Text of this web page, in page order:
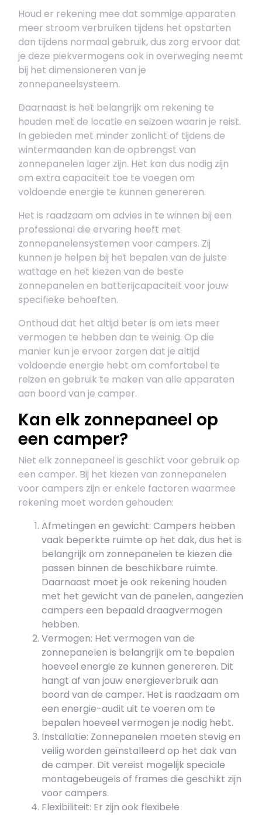
Houd er rekening mee dat sommige apparaten
meer stroom verbruiken tijdens het opstarten
dan tijdens normaal gebruik, dus zorg ervoor dat
je deze piekvermogens ook in overweging neemt
bij het dimensioneren van je
zonnepaneelsysteem.
Daarnaast is het belangrijk om rekening te
houden met de locatie en seizoen waarin je reist.
In gebieden met minder zonlicht of tijdens de
wintermaanden kan de opbrengst van
zonnepanelen lager zijn. Het kan dus nodig zijn
om extra capaciteit toe te voegen om
voldoende energie te kunnen genereren.
Het is raadzaam om advies in te winnen bij een
professional die ervaring heeft met
zonnepanelensystemen voor campers. Zij
kunnen je helpen bij het bepalen van de juiste
wattage en het kiezen van de beste
zonnepanelen en batterijcapaciteit voor jouw
specifieke behoeften.
Onthoud dat het altijd beter is om iets meer
vermogen te hebben dan te weinig. Op die
manier kun je ervoor zorgen dat je altijd
voldoende energie hebt om comfortabel te
reizen en gebruik te maken van alle apparaten
aan boord van je camper.
Kan elk zonnepaneel op
een camper?
Niet elk zonnepaneel is geschikt voor gebruik op
een camper. Bij het kiezen van zonnepanelen
voor campers zijn er enkele factoren waarmee
rekening moet worden gehouden:
Afmetingen en gewicht: Campers hebben
vaak beperkte ruimte op het dak, dus het is
belangrijk om zonnepanelen te kiezen die
passen binnen de beschikbare ruimte.
Daarnaast moet je ook rekening houden
met het gewicht van de panelen, aangezien
campers een bepaald draagvermogen
hebben.
Vermogen: Het vermogen van de
zonnepanelen is belangrijk om te bepalen
hoeveel energie ze kunnen genereren. Dit
hangt af van jouw energieverbruik aan
boord van de camper. Het is raadzaam om
een ​​energie-audit uit te voeren om te
bepalen hoeveel vermogen je nodig hebt.
Installatie: Zonnepanelen moeten stevig en
veilig worden geïnstalleerd op het dak van
de camper. Dit vereist mogelijk speciale
montagebeugels of frames die geschikt zijn
voor campers.
Flexibiliteit: Er zijn ook flexibele